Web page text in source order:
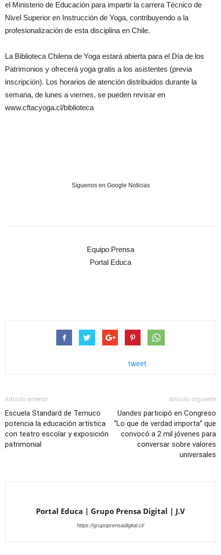
el Ministerio de Educación para impartir la carrera Técnico de
Nivel Superior en Instrucción de Yoga, contribuyendo a la
profesionalización de esta disciplina en Chile.
La Biblioteca Chilena de Yoga estará abierta para el Día de los
Patrimonios y ofrecerá yoga gratis a los asistentes (previa
inscripción). Los horarios de atención distribuidos durante la
semana, de lunes a viernes, se pueden revisar en
www.cftacyoga.cl/biblioteca
Síguenos en Google Noticias
Equipo Prensa
Portal Educa
tweet
Artículo anterior
Escuela Standard de Temuco
potencia la educación artística
con teatro escolar y exposición
patrimonial
Artículo siguiente
Uandes participó en Congreso
“Lo que de verdad importa” que
convocó a 2 mil jóvenes para
conversar sobre valores
universales
Portal Educa | Grupo Prensa Digital | J.V
https://grupoprensadigital.cl/